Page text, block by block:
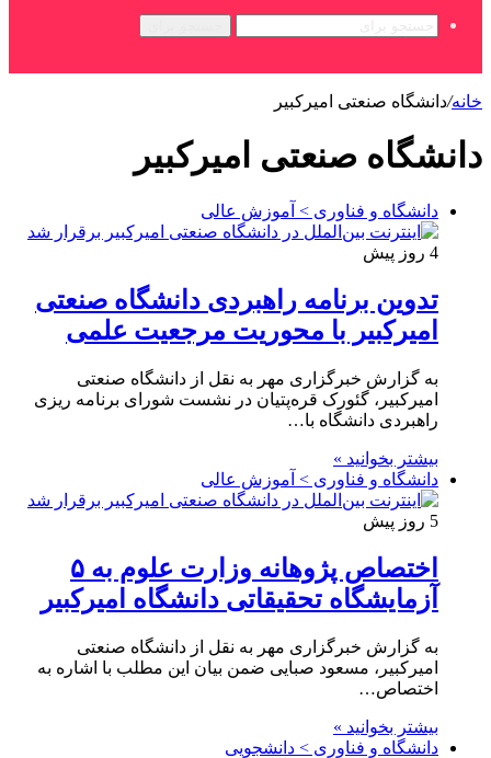
خانه/دانشگاه صنعتی امیرکبیر
دانشگاه صنعتی امیرکبیر
دانشگاه و فناوری > آموزش عالی
4 روز پیش
تدوین برنامه راهبردی دانشگاه صنعتی
امیرکبیر با محوریت مرجعیت علمی
به گزارش خبرگزاری مهر به نقل از دانشگاه صنعتی
امیرکبیر، گئورک قره‌پتیان در نشست شورای برنامه ریزی
راهبردی دانشگاه با…
بیشتر بخوانید »
دانشگاه و فناوری > آموزش عالی
5 روز پیش
اختصاص پژوهانه وزارت علوم به ۵
آزمایشگاه تحقیقاتی دانشگاه امیرکبیر
به گزارش خبرگزاری مهر به نقل از دانشگاه صنعتی
امیرکبیر، مسعود صبایی ضمن بیان این مطلب با اشاره به
اختصاص…
بیشتر بخوانید »
دانشگاه و فناوری > دانشجویی